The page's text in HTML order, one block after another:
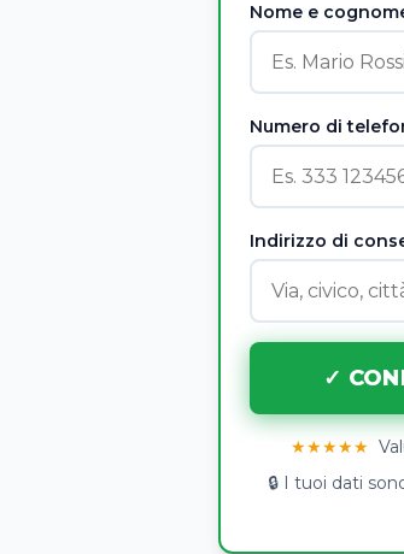
Nome e
Numero di
Indirizzo di
✓
★★★★★
🔒 I tuoi dati